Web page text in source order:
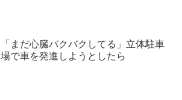
「まだ心臓バクバクしてる」立体駐車
場で車を発進しようとしたら